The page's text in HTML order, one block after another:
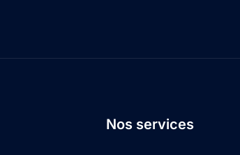
Nos services